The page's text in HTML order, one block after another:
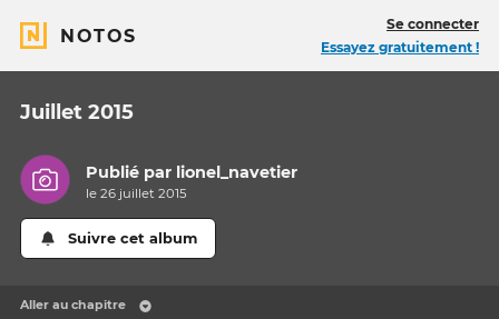
NOTOS
Se connecter
Essayez gratuitement !
Juillet 2015
Publié par lionel_navetier
le 26 juillet 2015
Suivre cet album
Aller au chapitre